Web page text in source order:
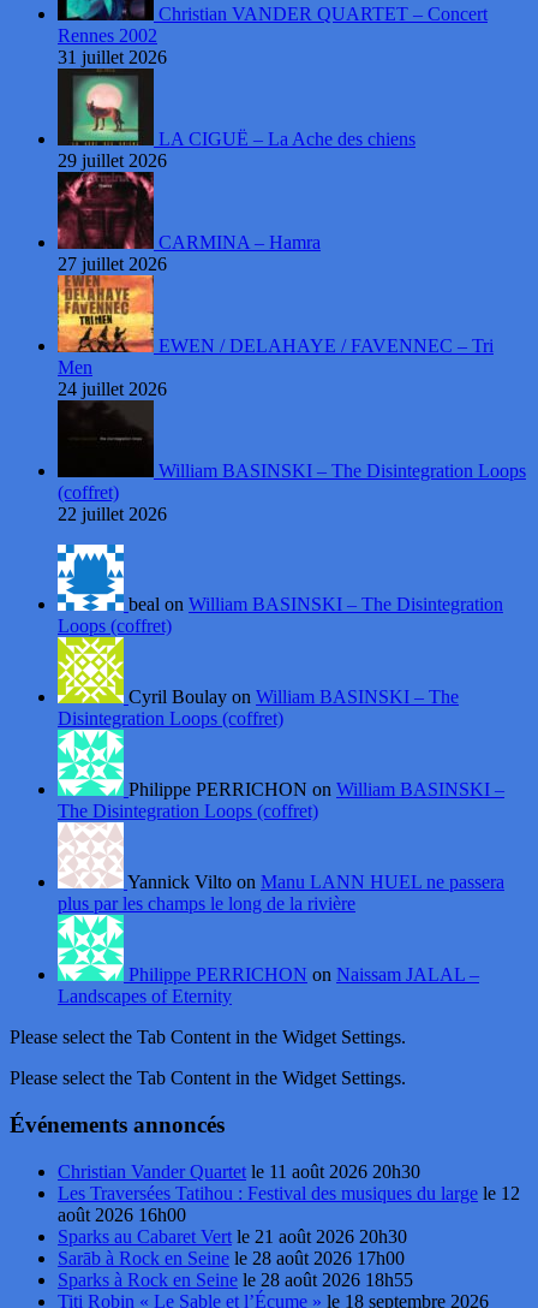
Christian VANDER QUARTET – Concert
Rennes 2002
31 juillet 2026
LA CIGUË – La Ache des chiens
29 juillet 2026
CARMINA – Hamra
27 juillet 2026
EWEN / DELAHAYE / FAVENNEC – Tri
Men
24 juillet 2026
William BASINSKI – The Disintegration Loops
(coffret)
22 juillet 2026
beal on William BASINSKI – The Disintegration
Loops (coffret)
Cyril Boulay on William BASINSKI – The
Disintegration Loops (coffret)
Philippe PERRICHON on William BASINSKI –
The Disintegration Loops (coffret)
Yannick Vilto on Manu LANN HUEL ne passera
plus par les champs le long de la rivière
Philippe PERRICHON on Naissam JALAL –
Landscapes of Eternity
Please select the Tab Content in the Widget Settings.
Please select the Tab Content in the Widget Settings.
Événements annoncés
Christian Vander Quartet le 11 août 2026 20h30
Les Traversées Tatihou : Festival des musiques du large le 12
août 2026 16h00
Sparks au Cabaret Vert le 21 août 2026 20h30
Sarāb à Rock en Seine le 28 août 2026 17h00
Sparks à Rock en Seine le 28 août 2026 18h55
Titi Robin « Le Sable et l’Écume » le 18 septembre 2026